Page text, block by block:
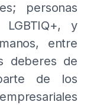
personas
LGBTIQ+, y
entre
deberes de
de los